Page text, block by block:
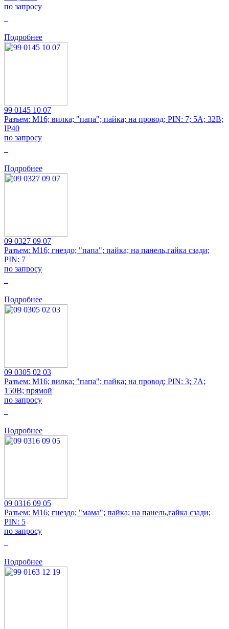
по запросу
Подробнее
99 0145 10 07
Разъем: M16; вилка; "папа"; пайка; на провод; PIN: 7; 5А; 32В;
IP40
по запросу
Подробнее
09 0327 09 07
Разъем: M16; гнездо; "папа"; пайка; на панель,гайка сзади;
PIN: 7
по запросу
Подробнее
09 0305 02 03
Разъем: M16; вилка; "папа"; пайка; на провод; PIN: 3; 7А;
150В; прямой
по запросу
Подробнее
09 0316 09 05
Разъем: M16; гнездо; "мама"; пайка; на панель,гайка сзади;
PIN: 5
по запросу
Подробнее